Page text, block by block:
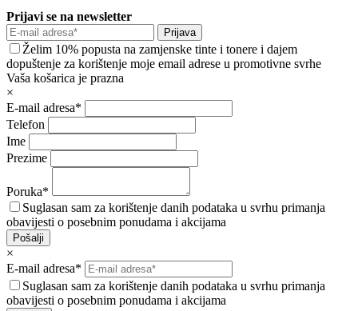
Prijavi se na newsletter
Prijava
Želim 10% popusta na zamjenske tinte i tonere i dajem
dopuštenje za korištenje moje email adrese u promotivne svrhe
Vaša košarica je prazna
×
E-mail adresa*
Telefon
Ime
Prezime
Poruka*
Suglasan sam za korištenje danih podataka u svrhu primanja
obavijesti o posebnim ponudama i akcijama
Pošalji
×
E-mail adresa*
Suglasan sam za korištenje danih podataka u svrhu primanja
obavijesti o posebnim ponudama i akcijama